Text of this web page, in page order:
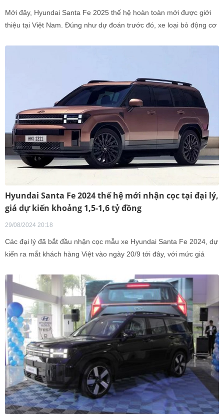
Mới đây, Hyundai Santa Fe 2025 thế hệ hoàn toàn mới được giới
thiệu tại Việt Nam. Đúng như dự đoán trước đó, xe loại bỏ động cơ
Hyundai Santa Fe 2024 thế hệ mới nhận cọc tại đại lý,
giá dự kiến khoảng 1,5-1,6 tỷ đồng
29/08/2024 20:18
Các đại lý đã bắt đầu nhận cọc mẫu xe Hyundai Santa Fe 2024, dự
kiến ra mắt khách hàng Việt vào ngày 20/9 tới đây, với mức giá